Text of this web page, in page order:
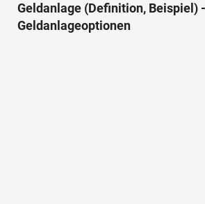
Geldanlage (Definition, Beispiel)
Geldanlageoptionen